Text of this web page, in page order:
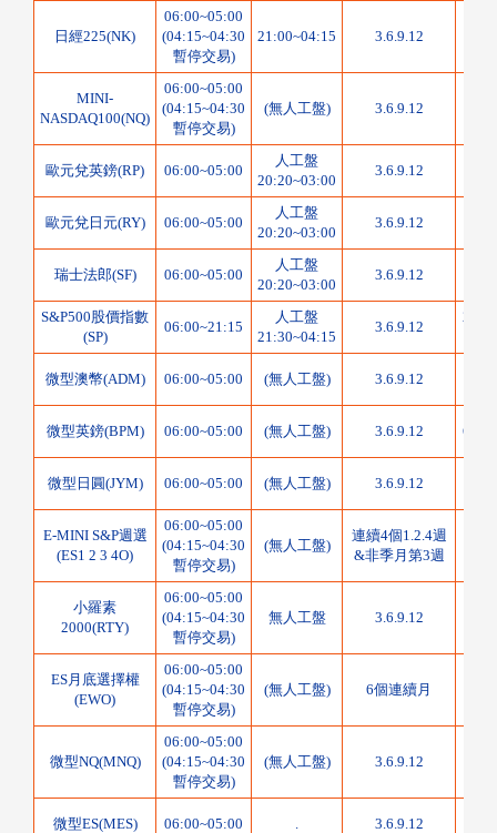
日經225(NK)
06:00~05:00
(04:15~04:30
暫停交易)
21:00~04:15 3.6.9.12
MINI-
NASDAQ100(NQ)
06:00~05:00
(04:15~04:30
暫停交易)
(無人工盤) 3.6.9.12
歐元兌英鎊(RP) 06:00~05:00
人工盤
20:20~03:00
3.6.9.12
歐元兌日元(RY) 06:00~05:00
人工盤
20:20~03:00
3.6.9.12
瑞士法郎(SF) 06:00~05:00
人工盤
20:20~03:00
3.6.9.12
S&P500股價指數
(SP)
06:00~21:15
人工盤
21:30~04:15
3.6.9.12
250
微型澳幣(ADM) 06:00~05:00 (無人工盤) 3.6.9.12
微型英鎊(BPM) 06:00~05:00 (無人工盤) 3.6.9.12
微型日圓(JYM) 06:00~05:00 (無人工盤) 3.6.9.12
E-MINI S&P週選
(ES1 2 3 4O)
06:00~05:00
(04:15~04:30
暫停交易)
(無人工盤)
連續4個1.2.4週
&非季月第3週
小羅素
2000(RTY)
06:00~05:00
(04:15~04:30
暫停交易)
無人工盤 3.6.9.12
ES月底選擇權
(EWO)
06:00~05:00
(04:15~04:30
暫停交易)
(無人工盤) 6個連續月
微型NQ(MNQ)
06:00~05:00
(04:15~04:30
暫停交易)
(無人工盤) 3.6.9.12
微型ES(MES) 06:00~05:00 . 3.6.9.12